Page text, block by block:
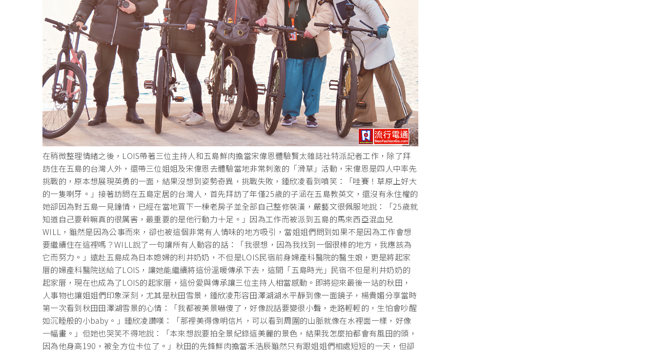
在稍微整理情緒之後，LOIS帶著三位主持人和五島鮮肉擔當宋偉恩體驗賢太雜誌社特派記者工作，除了拜
訪住在五島的台灣人外，還帶三位姐姐及宋偉恩去體驗當地非常刺激的「滑草」活動，宋偉恩是四人中率先
挑戰的，原本想展現英勇的一面，結果沒想到姿勢奇異，挑戰失敗，鍾欣凌看到噴笑：「哇賽！草原上好大
的一隻喇牙。」接著訪問在五島定居的台灣人，首先拜訪了年僅25歲的子涵在五島教英文，還沒有永住權的
她卻因為對五島一見鐘情，已經在當地買下一棟老房子並全部自己整修裝潢，嚴藝文很佩服地說：「25歲就
知道自己要幹嘛真的很厲害，最重要的是他行動力十足。」因為工作而被派到五島的馬來西亞混血兒
WILL，雖然是因為公事而來，卻也被這個非常有人情味的地方吸引，當姐姐們問到如果不是因為工作會想
要繼續住在這裡嗎？WILL說了一句讓所有人動容的話：「我很想，因為我找到一個很棒的地方，我應該為
它而努力。」遠赴五島成為日本媳婦的利井奶奶，不但是LOIS民宿前身婦產科醫院的醫生娘，更是將起家
厝的婦產科醫院送給了LOIS，讓她能繼續將這份溫暖傳承下去，這間「五島時光」民宿不但是利井奶奶的
起家厝，現在也成為了LOIS的起家厝，這份愛與傳承讓三位主持人相當感動。即將迎來最後一站的秋田，
人事物也讓姐姐們印象深刻，尤其是秋田雪景，鍾欣凌形容田澤湖湖水平靜到像一面鏡子，楊貴媚分享當時
第一次看到秋田田澤湖雪景的心情：「我都被美景嚇傻了，好像說話要變很小聲，走路輕輕的，生怕會吵醒
如沉睡般的小baby。」鍾欣凌讚嘆：「那裡美得像明信片，可以看到周圍的山脈就像在水裡面一樣，好像
一幅畫。」但她也哭笑不得地說：「本來想說要拍全景紀錄這美麗的景色，結果我怎麼拍都會有風田的頭，
因為他身高190，被全方位卡位了。」秋田的先鋒鮮肉擔當禾浩辰雖然只有跟姐姐們相處短短的一天，但卻